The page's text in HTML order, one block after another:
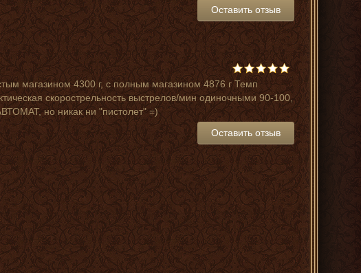
Оставить отзыв
магазином 4300 г, с полным магазином 4876 г Темп
скорострельность выстрелов/мин одиночными 90-100,
но никак ни "пистолет" =)
Оставить отзыв